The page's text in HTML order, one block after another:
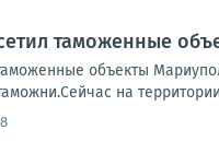
таможенные
объекты
на